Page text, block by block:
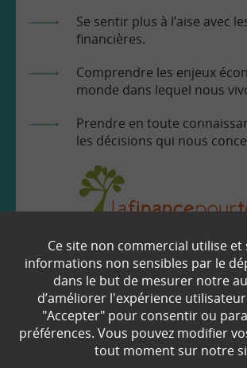
Se sentir plus à l’aise avec
financières.
Comprendre les enjeux
monde dans lequel nous
Prendre en toute
les décisions qui nous
EN SAVOIR
Qui sommes-nous ?
Partenaires
Ce site non commercial utilise et
informations non sensibles par le
dans le but de mesurer notre
d’améliorer l'expérience
"Accepter" pour consentir ou
préférences. Vous pouvez modifier
tout moment sur notre